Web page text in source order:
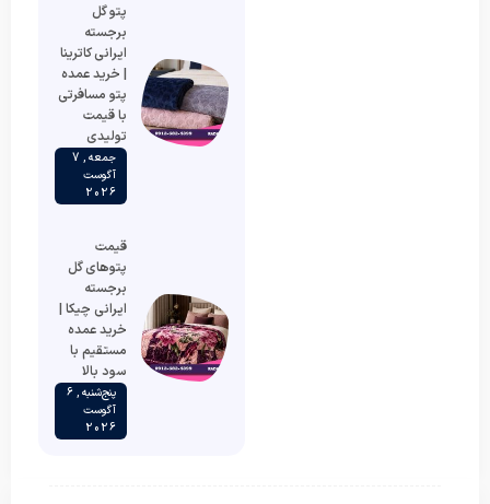
پتو گل
برجسته
ایرانی کاترینا
| خرید عمده
پتو مسافرتی
با قیمت
تولیدی
جمعه , 7
آگوست
2026
قیمت
پتوهای گل
برجسته
ایرانی چیکا |
خرید عمده
مستقیم با
سود بالا
پنج‌شنبه , 6
آگوست
2026